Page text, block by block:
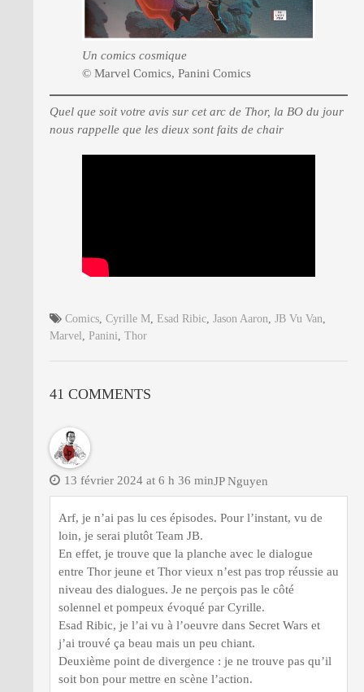
Un comics cosmique
© Marvel Comics, Panini Comics
Quel que soit votre avis sur cet arc de Thor, la BO du jour
nous rappelle que les dieux sont faits de chair
Comics Cyrille M Esad Ribic Jason Aaron JB Vu Van
Marvel
Panini Thor
41 COMMENTS
JP Nguyen
13 février 2024 at 6 h 36 min
Arf, je n’ai pas lu ces épisodes. Pour l’instant, vu de
loin, je serai plutôt Team JB.
En effet, je trouve que la planche avec le dialogue
entre Thor jeune et Thor vieux n’est pas trop réussie au
niveau des dialogues. Je ne perçois pas le côté
solennel et pompeux évoqué par Cyrille.
Esad Ribic, je l’ai vu à l’oeuvre dans Secret Wars et
j’ai trouvé ça beau mais un peu chiant.
Deuxième point de divergence : je ne trouve pas qu’il
soit bon pour mettre en scène l’action.